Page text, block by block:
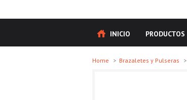
INICIO PRODUCTOS
Home > Brazaletes y Pulseras >